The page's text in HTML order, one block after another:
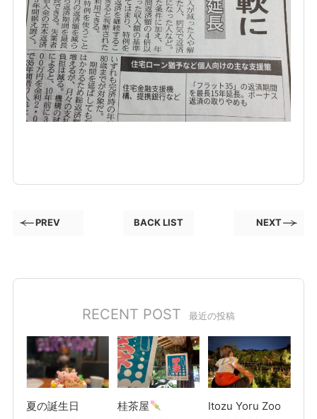
PREV BACK LIST NEXT
RECENT POST 最近の投稿
夏の誕生日 桂茶屋 Itozu Yoru Zoo